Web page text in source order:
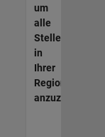
um
alle
Stellenangebote
in
Ihrer
Region
anzuzeigen.